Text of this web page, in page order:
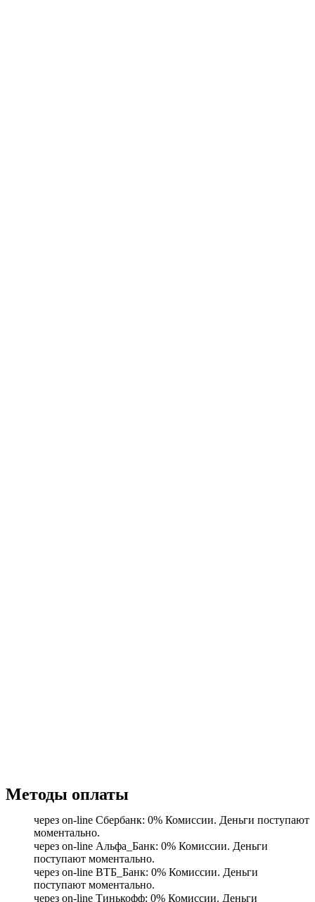
Методы оплаты
через on-line Сбербанк: 0% Комиссии. Деньги поступают
моментально.
через on-line Альфа_Банк: 0% Комиссии. Деньги
поступают моментально.
через on-line ВТБ_Банк: 0% Комиссии. Деньги
поступают моментально.
через on-line Тинькофф: 0% Комиссии. Деньги